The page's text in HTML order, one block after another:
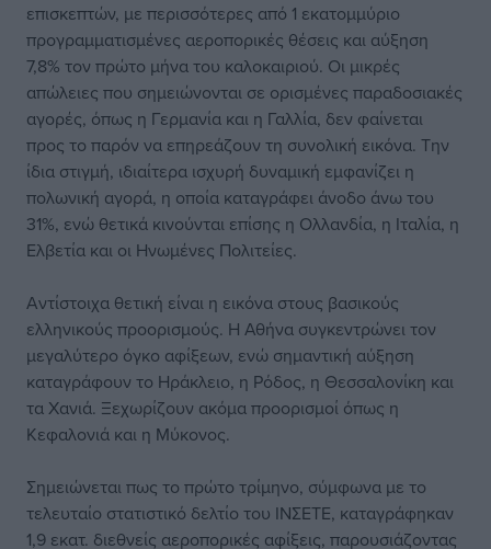
επισκεπτών, με περισσότερες από 1 εκατομμύριο
προγραμματισμένες αεροπορικές θέσεις και αύξηση
7,8% τον πρώτο μήνα του καλοκαιριού. Οι μικρές
απώλειες που σημειώνονται σε ορισμένες παραδοσιακές
αγορές, όπως η Γερμανία και η Γαλλία, δεν φαίνεται
προς το παρόν να επηρεάζουν τη συνολική εικόνα. Την
ίδια στιγμή, ιδιαίτερα ισχυρή δυναμική εμφανίζει η
πολωνική αγορά, η οποία καταγράφει άνοδο άνω του
31%, ενώ θετικά κινούνται επίσης η Ολλανδία, η Ιταλία, η
Ελβετία και οι Ηνωμένες Πολιτείες.
Αντίστοιχα θετική είναι η εικόνα στους βασικούς
ελληνικούς προορισμούς. Η Αθήνα συγκεντρώνει τον
μεγαλύτερο όγκο αφίξεων, ενώ σημαντική αύξηση
καταγράφουν το Ηράκλειο, η Ρόδος, η Θεσσαλονίκη και
τα Χανιά. Ξεχωρίζουν ακόμα προορισμοί όπως η
Κεφαλονιά και η Μύκονος.
Σημειώνεται πως το πρώτο τρίμηνο, σύμφωνα με το
τελευταίο στατιστικό δελτίο του ΙΝΣΕΤΕ, καταγράφηκαν
1,9 εκατ. διεθνείς αεροπορικές αφίξεις, παρουσιάζοντας